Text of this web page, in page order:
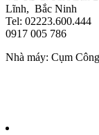
Lĩnh, Bắc Ninh
Tel:
0917 005 786
Nhà máy: Cụm